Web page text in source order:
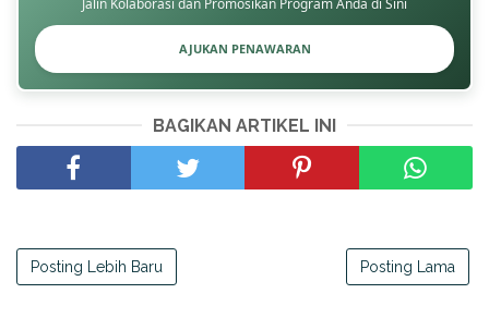
AJUKAN PENAWARAN
BAGIKAN ARTIKEL INI
Posting Lebih Baru Posting Lama